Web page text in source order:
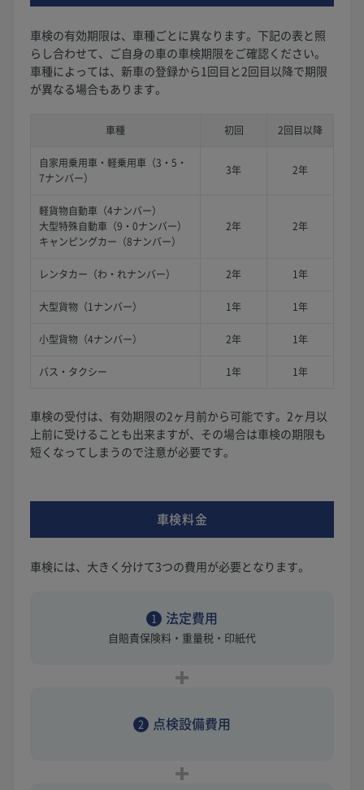
車検の有効期限は、車種ごとに異なります。下記の表と照
らし合わせて、ご自身の車の車検期限をご確認ください。
車種によっては、新車の登録から1回目と2回目以降で期限
が異なる場合もあります。
車種 初回 2回目以降
自家用乗用車・軽乗用車（3・5・
7ナンバー）
3年 2年
軽貨物自動車（4ナンバー）
大型特殊自動車（9・0ナンバー）
キャンピングカー（8ナンバー）
2年 2年
レンタカー（わ・れナンバー） 2年 1年
大型貨物（1ナンバー） 1年 1年
小型貨物（4ナンバー） 2年 1年
バス・タクシー 1年 1年
車検の受付は、有効期限の2ヶ月前から可能です。2ヶ月以
上前に受けることも出来ますが、その場合は車検の期限も
短くなってしまうので注意が必要です。
車検料金
車検には、大きく分けて3つの費用が必要となります。
1 法定費用
自賠責保険料・重量税・印紙代
2 点検設備費用